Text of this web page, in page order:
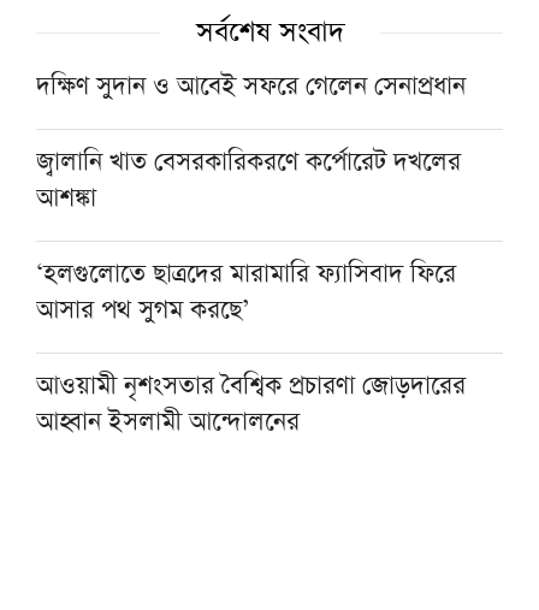
সর্বশেষ সংবাদ
দক্ষিণ সুদান ও আবেই সফরে গেলেন সেনাপ্রধান
জ্বালানি খাত বেসরকারিকরণে কর্পোরেট দখলের
আশঙ্কা
‘হলগুলোতে ছাত্রদের মারামারি ফ্যাসিবাদ ফিরে
আসার পথ সুগম করছে’
আওয়ামী নৃশংসতার বৈশ্বিক প্রচারণা জোড়দারের
আহ্বান ইসলামী আন্দোলনের